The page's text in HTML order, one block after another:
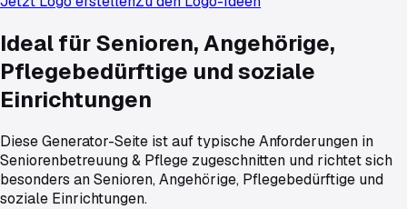
Ideal für Senioren, Angehörige,
Pflegebedürftige und soziale
Einrichtungen
Diese Generator-Seite ist auf typische Anforderungen in
Seniorenbetreuung & Pflege zugeschnitten und richtet sich
besonders anSenioren, Angehörige, Pflegebedürftige und
soziale Einrichtungen.